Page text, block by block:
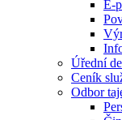
E-
Úřední
Ceník
Odbor